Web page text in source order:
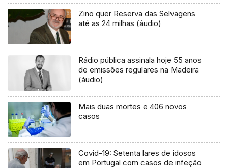
Zino quer Reserva das Selvagens
até as 24 milhas (áudio)
Rádio pública assinala hoje 55 anos
de emissões regulares na Madeira
(áudio)
Mais duas mortes e 406 novos
casos
Covid-19: Setenta lares de idosos
em Portugal com casos de infeção